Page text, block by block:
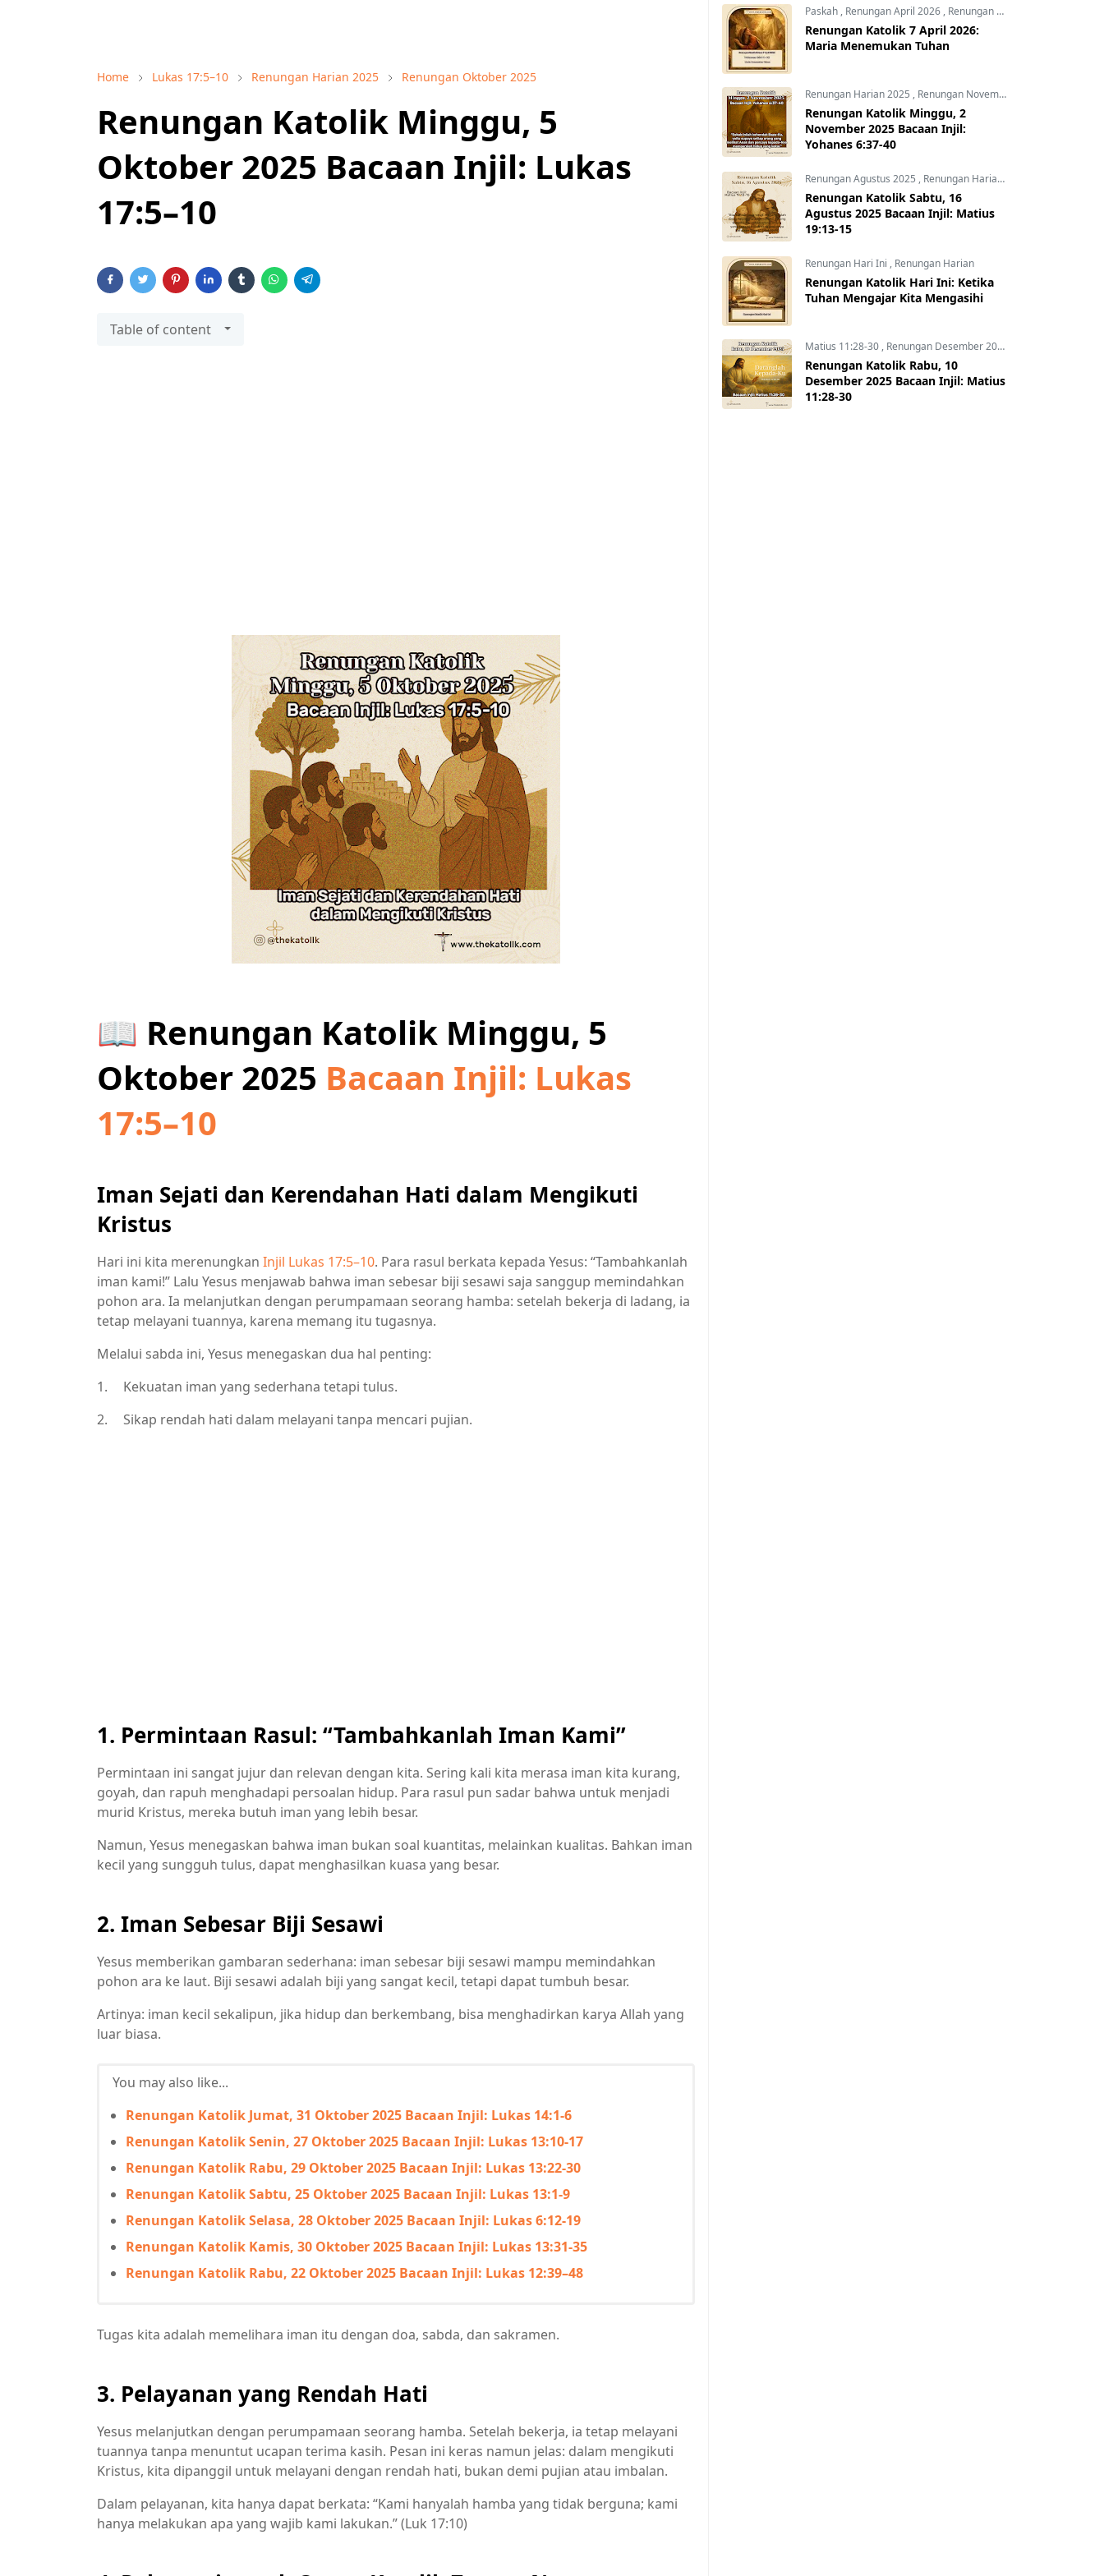
Home Lukas 17:5–10 Renungan Harian 2025 Renungan Oktober 2025
Renungan Katolik Minggu, 5
Oktober 2025 Bacaan Injil: Lukas
17:5–10
Table of content
📖 Renungan Katolik Minggu, 5
Oktober 2025 Bacaan Injil: Lukas
17:5–10
Iman Sejati dan Kerendahan Hati dalam Mengikuti
Kristus
Hari ini kita merenungkan Injil Lukas 17:5–10. Para rasul berkata kepada Yesus: “Tambahkanlah
iman kami!” Lalu Yesus menjawab bahwa iman sebesar biji sesawi saja sanggup memindahkan
pohon ara. Ia melanjutkan dengan perumpamaan seorang hamba: setelah bekerja di ladang, ia
tetap melayani tuannya, karena memang itu tugasnya.
Melalui sabda ini, Yesus menegaskan dua hal penting:
1.
Kekuatan iman yang sederhana tetapi tulus.
2.
Sikap rendah hati dalam melayani tanpa mencari pujian.
1. Permintaan Rasul: “Tambahkanlah Iman Kami”
Permintaan ini sangat jujur dan relevan dengan kita. Sering kali kita merasa iman kita kurang,
goyah, dan rapuh menghadapi persoalan hidup. Para rasul pun sadar bahwa untuk menjadi
murid Kristus, mereka butuh iman yang lebih besar.
Namun, Yesus menegaskan bahwa iman bukan soal kuantitas, melainkan kualitas. Bahkan iman
kecil yang sungguh tulus, dapat menghasilkan kuasa yang besar.
2. Iman Sebesar Biji Sesawi
Yesus memberikan gambaran sederhana: iman sebesar biji sesawi mampu memindahkan
pohon ara ke laut. Biji sesawi adalah biji yang sangat kecil, tetapi dapat tumbuh besar.
Artinya: iman kecil sekalipun, jika hidup dan berkembang, bisa menghadirkan karya Allah yang
luar biasa.
You may also like...
Renungan Katolik Jumat, 31 Oktober 2025 Bacaan Injil: Lukas 14:1-6
Renungan Katolik Senin, 27 Oktober 2025 Bacaan Injil: Lukas 13:10-17
Renungan Katolik Rabu, 29 Oktober 2025 Bacaan Injil: Lukas 13:22-30
Renungan Katolik Sabtu, 25 Oktober 2025 Bacaan Injil: Lukas 13:1-9
Renungan Katolik Selasa, 28 Oktober 2025 Bacaan Injil: Lukas 6:12-19
Renungan Katolik Kamis, 30 Oktober 2025 Bacaan Injil: Lukas 13:31-35
Renungan Katolik Rabu, 22 Oktober 2025 Bacaan Injil: Lukas 12:39–48
Tugas kita adalah memelihara iman itu dengan doa, sabda, dan sakramen.
3. Pelayanan yang Rendah Hati
Yesus melanjutkan dengan perumpamaan seorang hamba. Setelah bekerja, ia tetap melayani
tuannya tanpa menuntut ucapan terima kasih. Pesan ini keras namun jelas: dalam mengikuti
Kristus, kita dipanggil untuk melayani dengan rendah hati, bukan demi pujian atau imbalan.
Dalam pelayanan, kita hanya dapat berkata: “Kami hanyalah hamba yang tidak berguna; kami
hanya melakukan apa yang wajib kami lakukan.” (Luk 17:10)
Paskah , Renungan April 2026 , Renungan Hari Ini
Renungan Katolik 7 April 2026:
Maria Menemukan Tuhan
Renungan Harian 2025 , Renungan November 2025
Renungan Katolik Minggu, 2
November 2025 Bacaan Injil:
Yohanes 6:37-40
Renungan Agustus 2025 , Renungan Harian 2025
Renungan Katolik Sabtu, 16
Agustus 2025 Bacaan Injil: Matius
19:13-15
Renungan Hari Ini , Renungan Harian
Renungan Katolik Hari Ini: Ketika
Tuhan Mengajar Kita Mengasihi
Matius 11:28-30 , Renungan Desember 2025
Renungan Katolik Rabu, 10
Desember 2025 Bacaan Injil: Matius
11:28-30